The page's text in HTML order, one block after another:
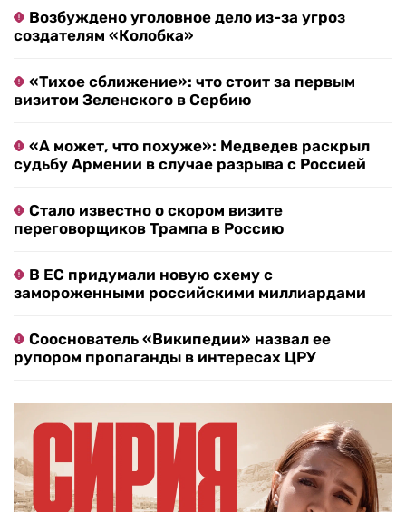
Возбуждено уголовное дело из-за угроз
создателям «Колобка»
«Тихое сближение»: что стоит за первым
визитом Зеленского в Сербию
«А может, что похуже»: Медведев раскрыл
судьбу Армении в случае разрыва с Россией
Стало известно о скором визите
переговорщиков Трампа в Россию
В ЕС придумали новую схему с
замороженными российскими миллиардами
Сооснователь «Википедии» назвал ее
рупором пропаганды в интересах ЦРУ